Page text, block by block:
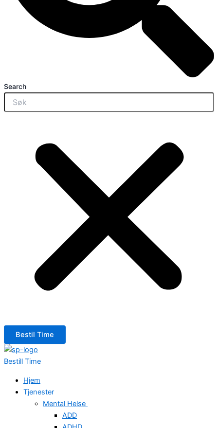
Search
Bestil Time
Bestill Time
Hjem
Tjenester
Mental Helse
ADD